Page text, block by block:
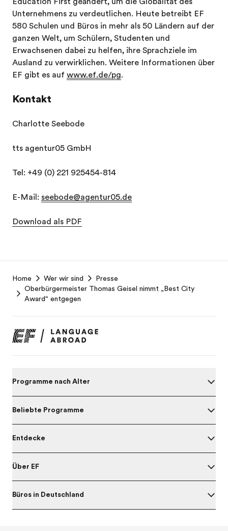
Unternehmens zu verdeutlichen. Heute betreibt EF
580 Schulen und Büros in mehr als 50 Ländern auf der
ganzen Welt, um Schülern, Studenten und
Erwachsenen dabei zu helfen, ihre Sprachziele im
Ausland zu verwirklichen. Weitere Informationen über
EF gibt es auf www.ef.de/pg.
Kontakt
Charlotte Seebode
tts agentur05 GmbH
Tel: +49 (0) 221 925454-814
E-Mail: seebode@agentur05.de
Download als PDF
Footer
Home Wer wir sind
Presse
Oberbürgermeister Thomas Geisel nimmt „Best City
Award“ entgegen
Programme nach Alter
Beliebte Programme
Entdecke
Über EF
Büros in Deutschland